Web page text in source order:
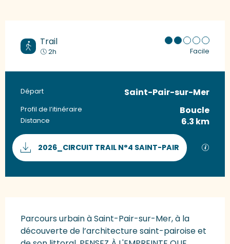
Trail
2h Facile
Informations pratiques
Départ Saint-Pair-sur-Mer
Profil de l’itinéraire Boucle
Distance 6.3 km
Documentation
2026_CIRCUIT TRAIL N°4 SAINT-PAIR
Parcours urbain à Saint-Pair-sur-Mer, à la
découverte de l’architecture saint-pairoise et